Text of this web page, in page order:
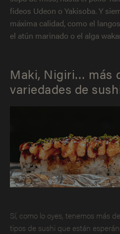
fideos Udeon o Yakisoba. Y
máxima calidad, como el
el atún marinado o el alga
Maki, Nigiri… más
variedades de
Sí, como lo oyes, tenemos más
tipos de sushi que están